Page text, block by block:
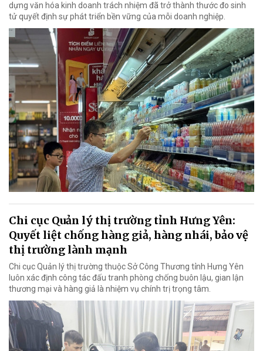
dựng văn hóa kinh doanh trách nhiệm đã trở thành thước đo sinh
tử quyết định sự phát triển bền vững của mỗi doanh nghiệp.
Chi cục Quản lý thị trường tỉnh Hưng Yên:
Quyết liệt chống hàng giả, hàng nhái, bảo vệ
thị trường lành mạnh
Chi cục Quản lý thị trường thuộc Sở Công Thương tỉnh Hưng Yên
luôn xác định công tác đấu tranh phòng chống buôn lậu, gian lận
thương mại và hàng giả là nhiệm vụ chính trị trọng tâm.